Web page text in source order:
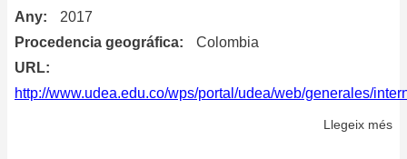
Any
2017
Procedencia geográfica
Colombia
URL
http://www.udea.edu.co/wps/portal/udea/web/generales/
Llegeix més